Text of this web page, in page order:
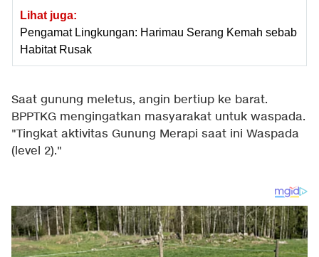
Lihat juga:
Pengamat Lingkungan: Harimau Serang Kemah sebab
Habitat Rusak
Saat gunung meletus, angin bertiup ke barat.
BPPTKG mengingatkan masyarakat untuk waspada.
"Tingkat aktivitas Gunung Merapi saat ini Waspada
(level 2)."